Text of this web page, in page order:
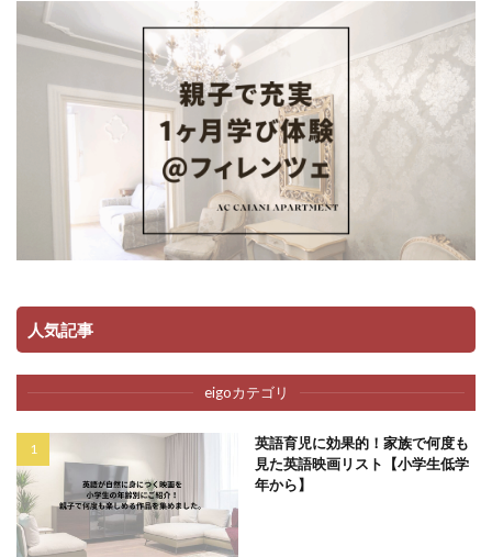
人気記事
eigoカテゴリ
英語育児に効果的！家族で何度も
見た英語映画リスト【小学生低学
年から】